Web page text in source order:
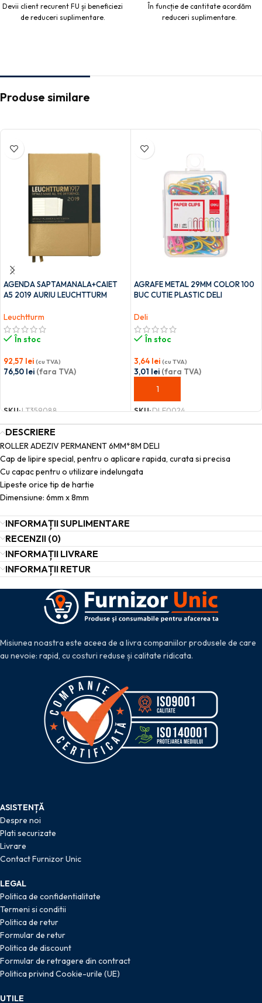
Devii client recurent FU și beneficiezi
de reduceri suplimentare.
În funcție de cantitate acordăm
reduceri suplimentare.
Produse similare
AGENDA SAPTAMANALA+CAIET
A5 2019 AURIU LEUCHTTURM
Leuchtturm
În stoc
92,57 lei (cu TVA)
76,50 lei (fara TVA)
SKU:LT359088
AGRAFE METAL 29MM COLOR 100
BUC CUTIE PLASTIC DELI
Deli
În stoc
3,64 lei (cu TVA)
3,01 lei (fara TVA)
ADAUGĂ ÎN COȘ
SKU:DLE0024
DESCRIERE
ROLLER ADEZIV PERMANENT 6MM*8M DELI
Cap de lipire special, pentru o aplicare rapida, curata si precisa
Cu capac pentru o utilizare indelungata
Lipeste orice tip de hartie
Dimensiune: 6mm x 8mm
INFORMAȚII SUPLIMENTARE
RECENZII (0)
INFORMAȚII LIVRARE
INFORMAȚII RETUR
Misiunea noastra este aceea de a livra companiilor produsele de care
au nevoie: rapid, cu costuri reduse și calitate ridicata.
ASISTENȚĂ
Despre noi
Plati securizate
Livrare
Contact Furnizor Unic
LEGAL
Politica de confidentialitate
Termeni si conditii
Politica de retur
Formular de retur
Politica de discount
Formular de retragere din contract
Politica privind Cookie-urile (UE)
UTILE